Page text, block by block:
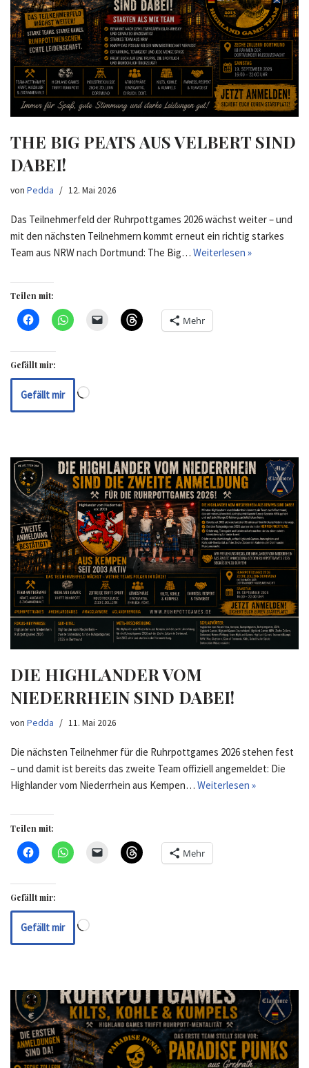
THE BIG PEATS AUS VELBERT SIND
DABEI!
von Pedda 12. Mai 2026
Das Teilnehmerfeld der Ruhrpottgames 2026 wächst weiter – und
mit den nächsten Teilnehmern kommt erneut ein richtig starkes
Team aus NRW nach Dortmund: The Big… Weiterlesen »
Teilen mit:
Mehr
Gefällt mir:
Gefällt mir
DIE HIGHLANDER VOM
NIEDERRHEIN SIND DABEI!
von Pedda 11. Mai 2026
Die nächsten Teilnehmer für die Ruhrpottgames 2026 stehen fest
– und damit ist bereits das zweite Team offiziell angemeldet: Die
Highlander vom Niederrhein aus Kempen… Weiterlesen »
Teilen mit:
Mehr
Gefällt mir:
Gefällt mir